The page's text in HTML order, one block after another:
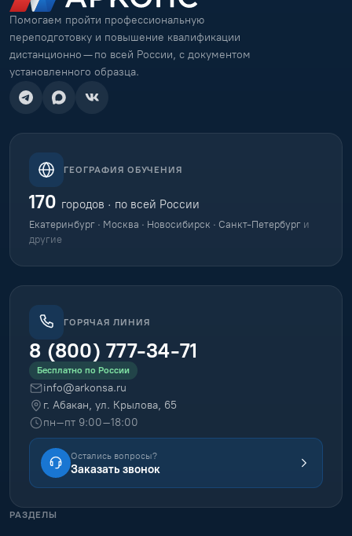
Помогаем пройти профессиональную
переподготовку и повышение квалификации
дистанционно — по всей России, с документом
установленного образца.
ГЕОГРАФИЯ ОБУЧЕНИЯ
170 городов · по всей России
Екатеринбург · Москва · Новосибирск · Санкт-Петербург и
другие
ГОРЯЧАЯ ЛИНИЯ
8 (800) 777-34-71
Бесплатно по России
info@arkonsa.ru
г. Абакан, ул. Крылова, 65
пн–пт 9:00–18:00
Остались вопросы?
Заказать звонок
РАЗДЕЛЫ